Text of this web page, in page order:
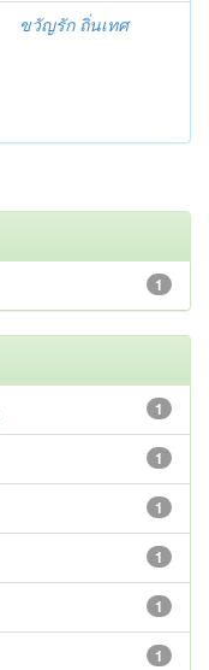
ขวัญรัก ถิ่นเทศ
1
1
1
1
1
1
1